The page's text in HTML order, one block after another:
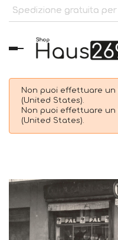
Spedizione gratuita per
navigazione
Non puoi effettuare
(United States).
Non puoi effettuare
(United States).